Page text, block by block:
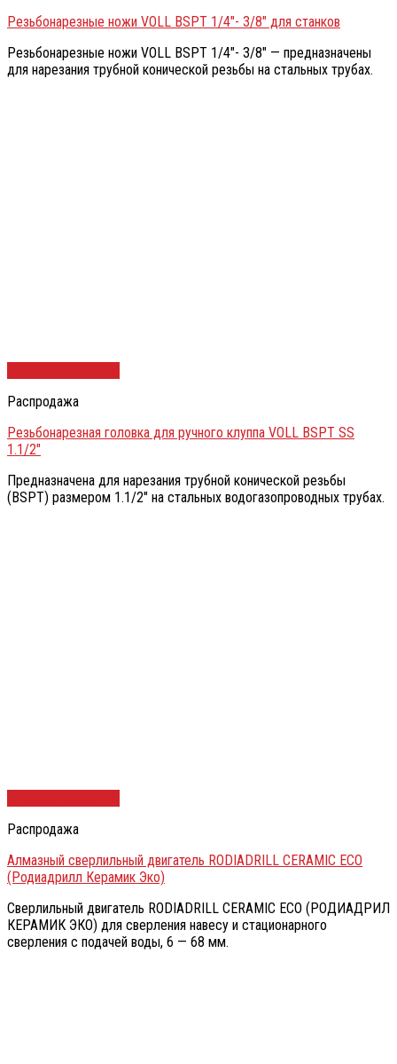
Резьбонарезные ножи VOLL BSPT 1/4″- 3/8″ для станков
Резьбонарезные ножи VOLL BSPT 1/4″- 3/8″ — предназначены
для нарезания трубной конической резьбы на стальных трубах.
Распродажа
Резьбонарезная головка для ручного клуппа VOLL BSPT SS
1.1/2″
Предназначена для нарезания трубной конической резьбы
(BSPT) размером 1.1/2″ на стальных водогазопроводных трубах.
Распродажа
Алмазный сверлильный двигатель RODIADRILL CERAMIC ECO
(Родиадрилл Керамик Эко)
Сверлильный двигатель RODIADRILL CERAMIC ECO (РОДИАДРИЛ
КЕРАМИК ЭКО) для сверления навесу и стационарного
сверления с подачей воды, 6 — 68 мм.